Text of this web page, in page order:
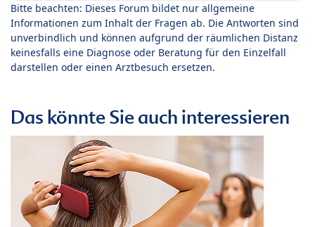
Bitte beachten: Dieses Forum bildet nur allgemeine
Informationen zum Inhalt der Fragen ab. Die Antworten sind
unverbindlich und können aufgrund der räumlichen Distanz
keinesfalls eine Diagnose oder Beratung für den Einzelfall
darstellen oder einen Arztbesuch ersetzen.
Das könnte Sie auch interessieren